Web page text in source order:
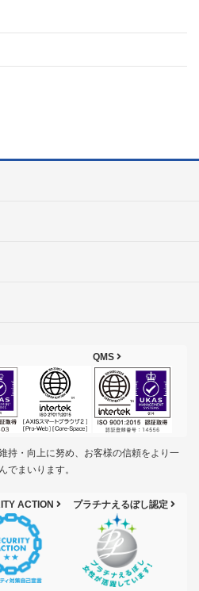
QMS
持・向上に努め、お客様の信頼をより一
でまいります。
ACTION プラチナえるぼし認定